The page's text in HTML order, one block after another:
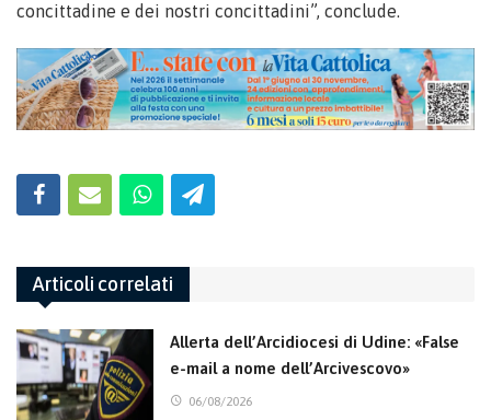
concittadine e dei nostri concittadini”, conclude.
Articoli correlati
Allerta dell’Arcidiocesi di Udine: «False
e-mail a nome dell’Arcivescovo»
06/08/2026